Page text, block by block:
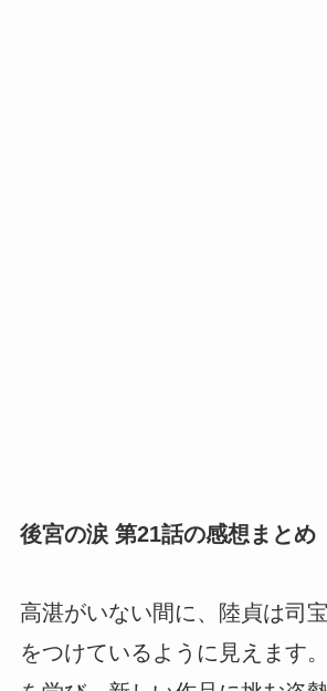
後宮の涙 第21話の感想まとめ
高湛がいない間に、陸貞は司
をつけているように見えます